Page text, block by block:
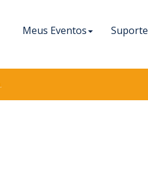
Meus Eventos Suporte